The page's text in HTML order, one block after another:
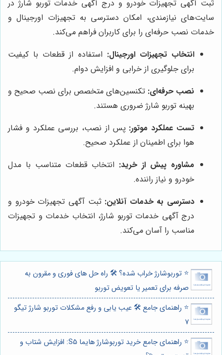
ثبت آگهی تجهیزات خودرو و درج آگهی خدمات توربو شارژ در
سایت‌های نیازمندی، امکان دسترسی به تجهیزات اورجینال و
خدمات نصب حرفه‌ای را برای کاربران فراهم می‌کند.
انتخاب تجهیزات اورجینال: استفاده از قطعات با کیفیت
برای جلوگیری از خرابی و افزایش دوام.
نصب حرفه‌ای: تکنسین‌های متخصص برای نصب صحیح و
بهینه توربو شارژ ضروری هستند.
تست عملکرد موتور: پس از نصب، بررسی عملکرد و فشار
هوا برای اطمینان از عملکرد صحیح.
مشاوره پیش از خرید: انتخاب قطعات متناسب با مدل
خودرو و نیاز راننده.
دسترسی به خدمات آنلاین: ثبت آگهی تجهیزات خودرو و
درج آگهی خدمات توربو شارژ، انتخاب خدمات و تجهیزات
مناسب را آسان می‌کند.
⭐️ توربوشارژ خراب شده؟ 🛠️ راه حل های فوری و مقرون به
صرفه برای تعمیر یا تعویض توربو
⭐️ راهنمای جامع 🛠️ عیب یابی و رفع مشکلات توربو شارژ تیگو
7
⭐️ راهنمای جامع خرید توربوشارژ هایما S5: افزایش شتاب و